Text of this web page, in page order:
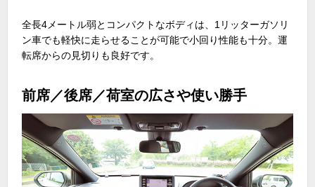
全長4 メートル弱とコンパクトなボディは、 1 リッターガソリ
ン車でも軽快に走らせることが可能で小回り性能も十分。運
転席からの見切りも良好です。
前席／後席／荷室の広さや使い勝手